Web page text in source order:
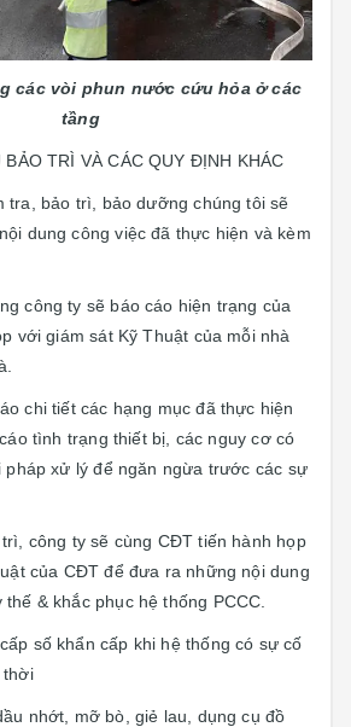
các vòi phun nước cứu hỏa ở các
tầng
TRÌ VÀ CÁC QUY ĐỊNH KHÁC
tra, bảo trì, bảo dưỡng chúng tôi sẽ
dung công việc đã thực hiện và kèm
công ty sẽ báo cáo hiện trạng của
với giám sát Kỹ Thuật của mỗi nhà
chi tiết các hạng mục đã thực hiện
tình trạng thiết bị, các nguy cơ có
pháp xử lý để ngăn ngừa trước các sự
công ty sẽ cùng CĐT tiến hành họp
của CĐT để đưa ra những nội dung
& khắc phục hệ thống PCCC.
số khẩn cấp khi hệ thống có sự cố
thời
nhớt, mỡ bò, giẻ lau, dụng cụ đồ